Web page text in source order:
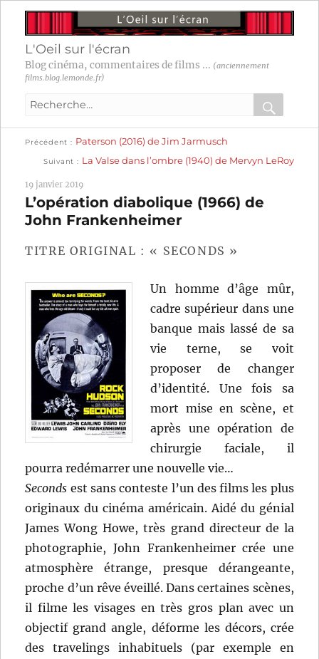
L'Oeil sur l'écran
Blog cinéma, commentaires de films ... (anciennement
films.blog.lemonde.fr)
Recherche
:
OK
Navigation
l’article
Précédent
précédente :
Paterson (2016) de Jim Jarmusch
Suivant
suivante :
La Valse dans l’ombre (1940) de Mervyn LeRoy
19 janvier 2019
L’opération diabolique (1966) de
John Frankenheimer
TITRE ORIGINAL : « SECONDS »
Un homme d’âge mûr,
cadre supérieur dans une
banque mais lassé de sa
vie terne, se voit
proposer de changer
d’identité. Une fois sa
mort mise en scène, et
après une opération de
chirurgie faciale, il
pourra redémarrer une nouvelle vie…
Seconds est sans conteste l’un des films les plus
originaux du cinéma américain. Aidé du génial
James Wong Howe, très grand directeur de la
photographie, John Frankenheimer crée une
atmosphère étrange, presque dérangeante,
proche d’un rêve éveillé. Dans certaines scènes,
il filme les visages en très gros plan avec un
objectif grand angle, déforme les décors, crée
des travelings inhabituels (par exemple en